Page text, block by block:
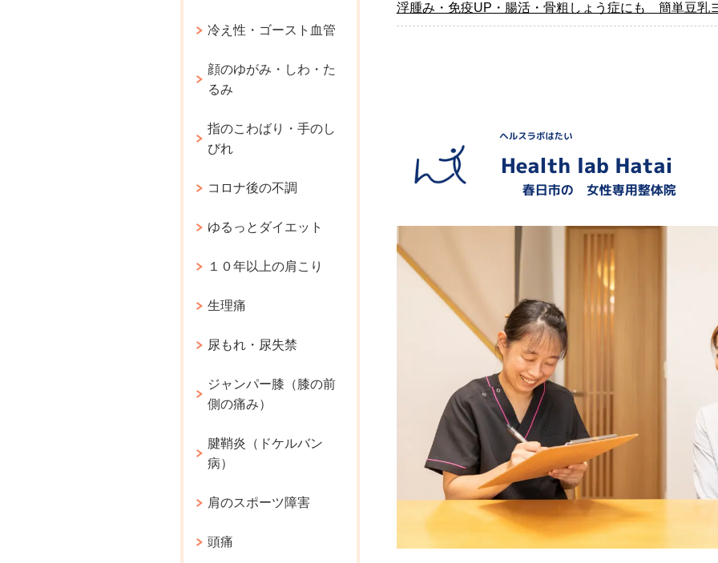
浮腫み・免疫UP・腸活・骨粗しょう症にも 簡単豆乳
冷え性・ゴースト血管
顔のゆがみ・しわ・た
るみ
指のこわばり・手のし
びれ
コロナ後の不調
ゆるっとダイエット
１０年以上の肩こり
生理痛
尿もれ・尿失禁
ジャンパー膝（膝の前
側の痛み）
腱鞘炎（ドケルバン
病）
肩のスポーツ障害
頭痛